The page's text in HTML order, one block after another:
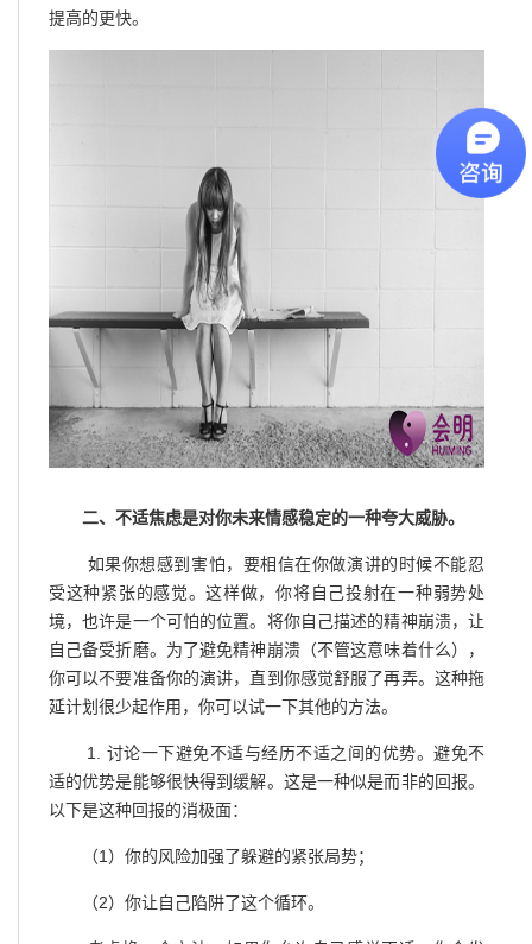
提高的更快。
二、不适焦虑是对你未来情感稳定的一种夸大威胁。
如果你想感到害怕，要相信在你做演讲的时候不能忍
受这种紧张的感觉。这样做，你将自己投射在一种弱势处
境，也许是一个可怕的位置。将你自己描述的精神崩溃，让
自己备受折磨。为了避免精神崩溃（不管这意味着什么），
你可以不要准备你的演讲，直到你感觉舒服了再弄。这种拖
延计划很少起作用，你可以试一下其他的方法。
1. 讨论一下避免不适与经历不适之间的优势。避免不
适的优势是能够很快得到缓解。这是一种似是而非的回报。
以下是这种回报的消极面：
（1）你的风险加强了躲避的紧张局势；
（2）你让自己陷阱了这个循环。